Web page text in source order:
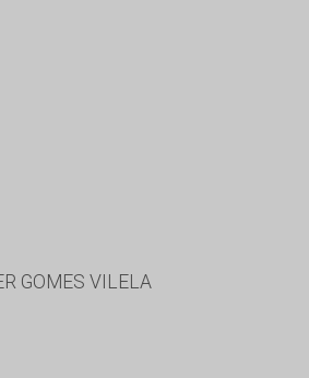
GOMES VILELA